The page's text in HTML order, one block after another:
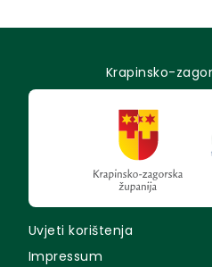
Krapinsko-
Uvjeti korištenja
Impressum